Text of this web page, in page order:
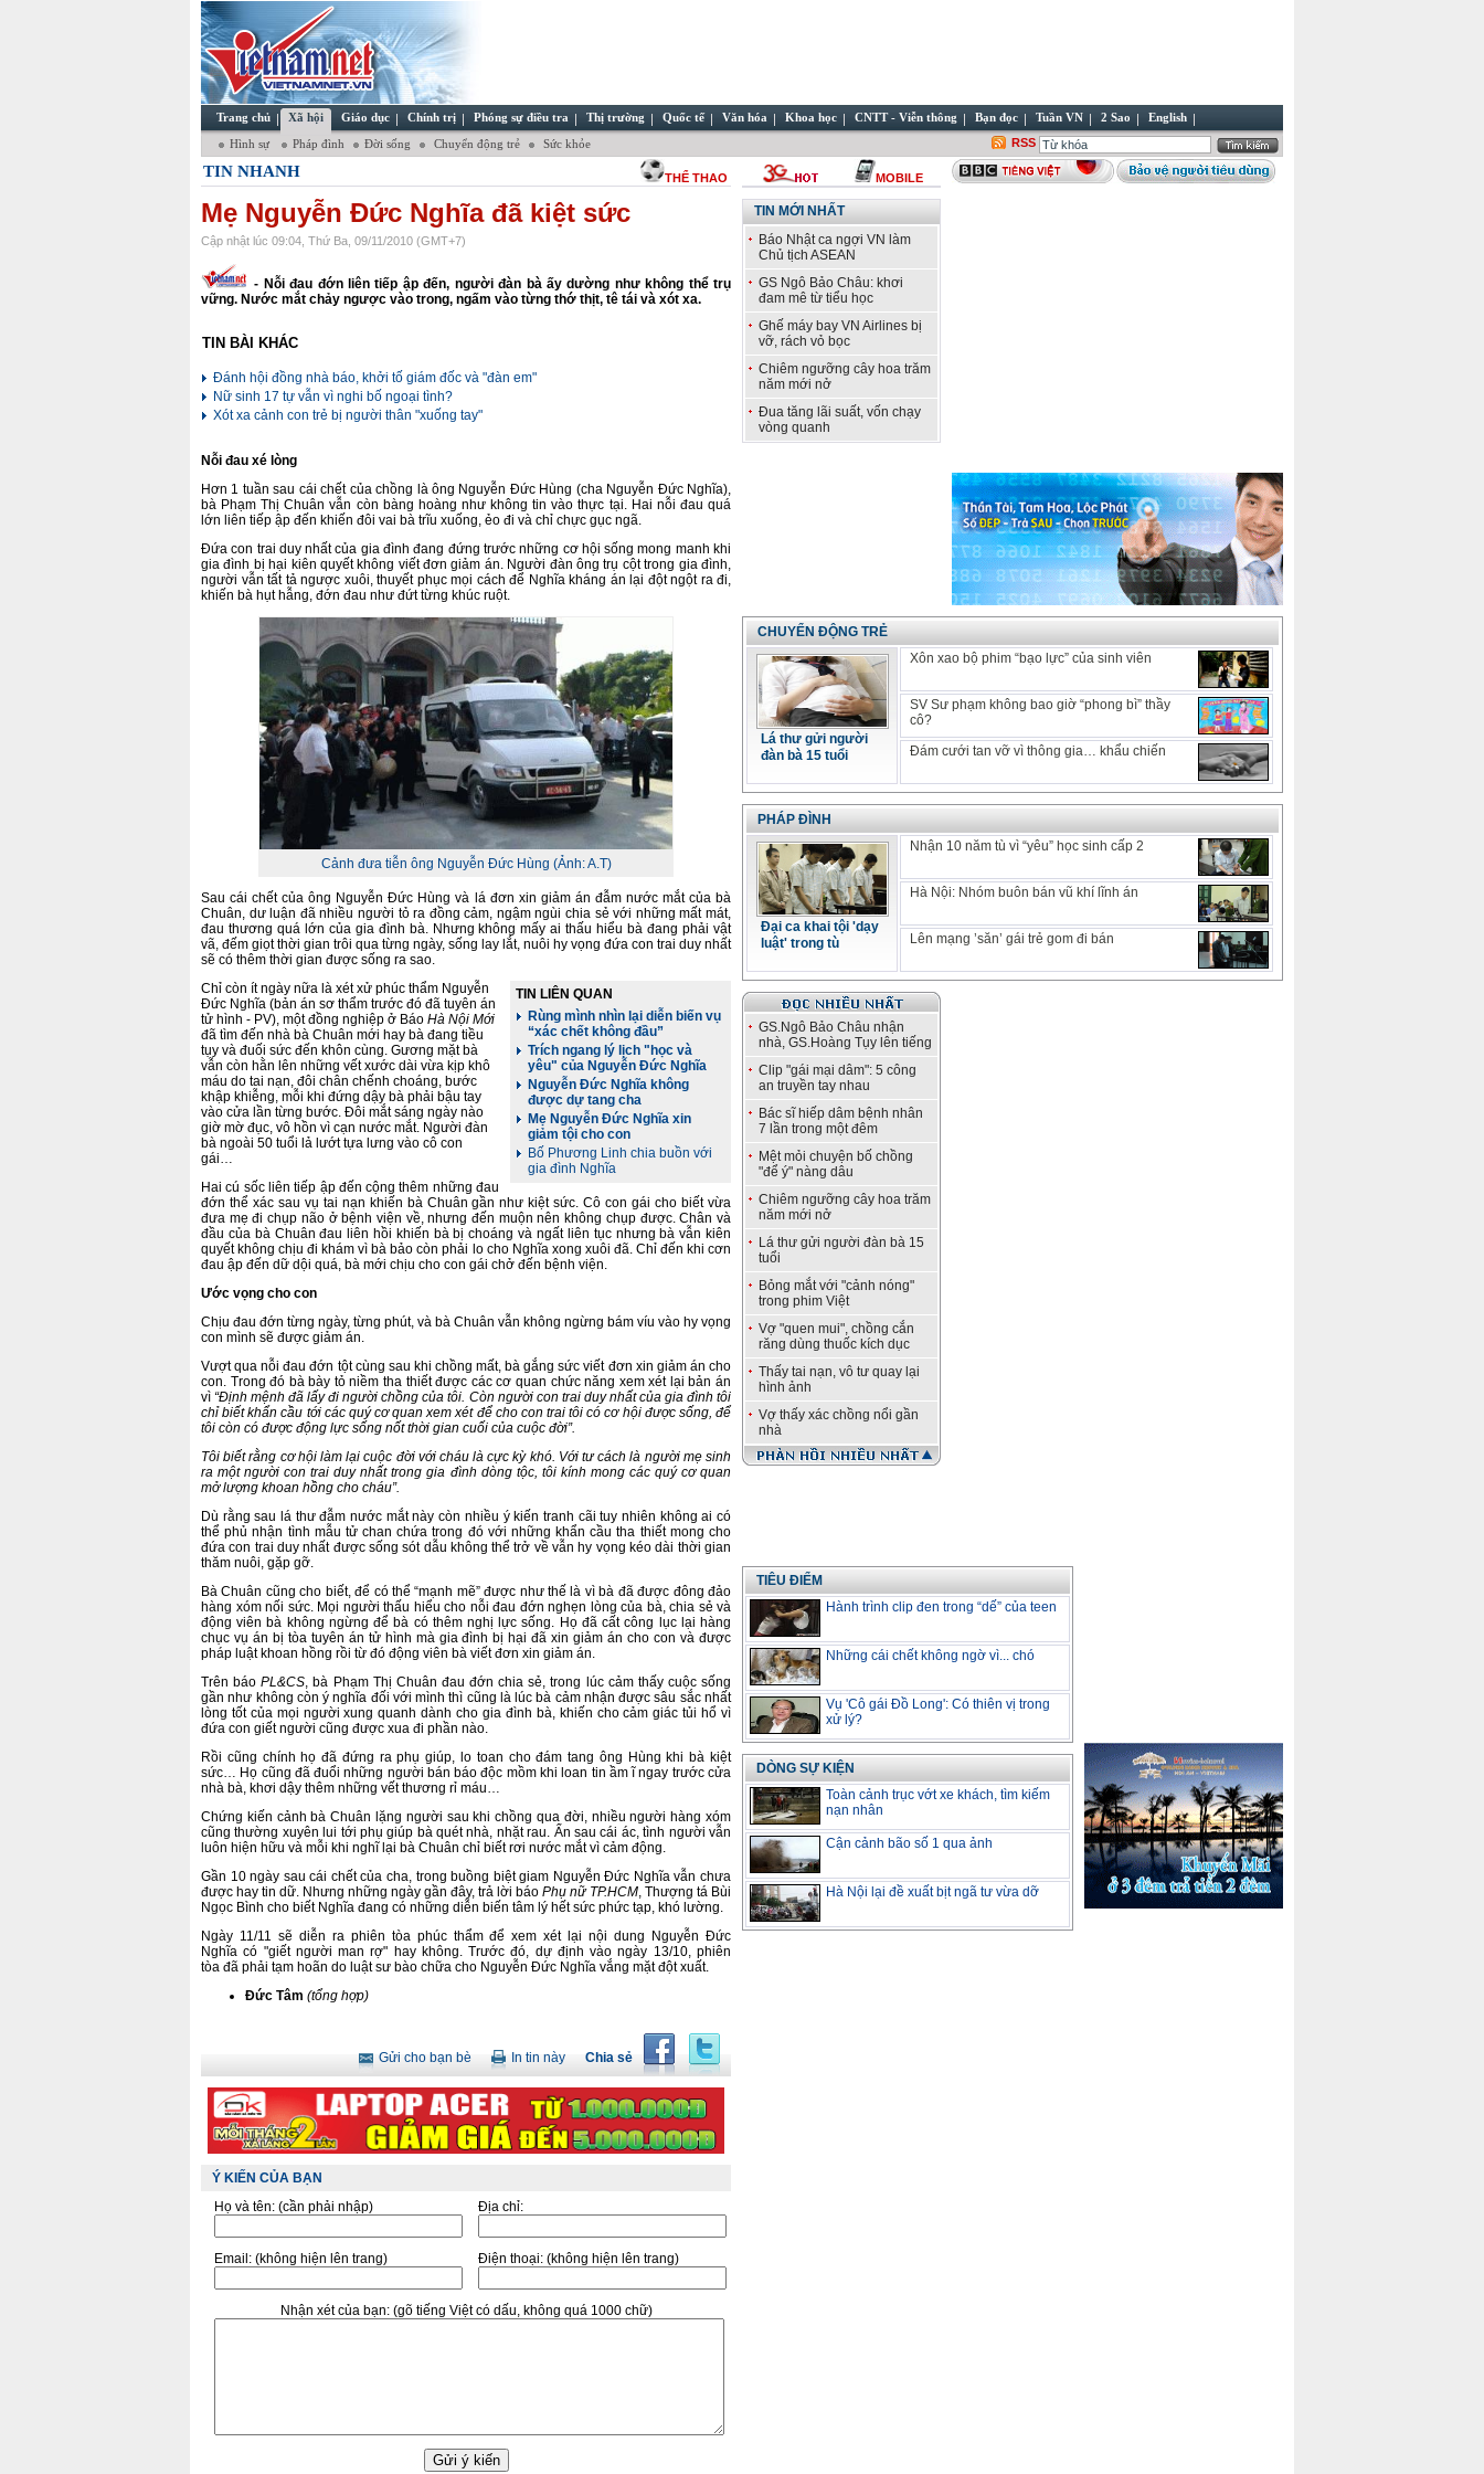
Trang chủ Xã hội Giáo dục Chính trị Phóng sự điều tra Thị trường Quốc tế Văn hóa Khoa học CNTT - Viễn thông Bạn đọc Tuần VN 2 Sao English
Hình sự Pháp đình Đời sống Chuyển động trẻ Sức khỏe RSS
TIN NHANH THỂ THAO MOBILE
Mẹ Nguyễn Đức Nghĩa đã kiệt sức
Cập nhật lúc 09:04, Thứ Ba, 09/11/2010 (GMT+7)
- Nỗi đau đớn liên tiếp ập đến, người đàn bà ấy dường như không thể trụ
vững. Nước mắt chảy ngược vào trong, ngấm vào từng thớ thịt, tê tái và xót xa.
TIN BÀI KHÁC
Đánh hội đồng nhà báo, khởi tố giám đốc và "đàn em"
Nữ sinh 17 tự vẫn vì nghi bố ngoại tình?
Xót xa cảnh con trẻ bị người thân "xuống tay"
Nỗi đau xé lòng
Hơn 1 tuần sau cái chết của chồng là ông Nguyễn Đức Hùng (cha Nguyễn Đức Nghĩa),
bà Phạm Thị Chuân vẫn còn bàng hoàng như không tin vào thực tại. Hai nỗi đau quá
lớn liên tiếp ập đến khiến đôi vai bà trĩu xuống, ẻo đi và chỉ chực gục ngã.
Đứa con trai duy nhất của gia đình đang đứng trước những cơ hội sống mong manh khi
gia đình bị hại kiên quyết không viết đơn giảm án. Người đàn ông trụ cột trong gia đình,
người vẫn tất tả ngược xuôi, thuyết phục mọi cách để Nghĩa kháng án lại đột ngột ra đi,
khiến bà hụt hẫng, đớn đau như đứt từng khúc ruột.
Cảnh đưa tiễn ông Nguyễn Đức Hùng (Ảnh: A.T)
Sau cái chết của ông Nguyễn Đức Hùng và lá đơn xin giảm án đẫm nước mắt của bà
Chuân, dư luận đã nhiều người tỏ ra đồng cảm, ngậm ngùi chia sẻ với những mất mát,
đau thương quá lớn của gia đình bà. Nhưng không mấy ai thấu hiểu bà đang phải vật
vã, đếm giọt thời gian trôi qua từng ngày, sống lay lắt, nuôi hy vọng đứa con trai duy nhất
sẽ có thêm thời gian được sống ra sao.
TIN LIÊN QUAN
Rùng mình nhìn lại diễn biến vụ
“xác chết không đầu”
Trích ngang lý lịch "học và
yêu" của Nguyễn Đức Nghĩa
Nguyễn Đức Nghĩa không
được dự tang cha
Mẹ Nguyễn Đức Nghĩa xin
giảm tội cho con
Bố Phương Linh chia buồn với
gia đình Nghĩa
Chỉ còn ít ngày nữa là xét xử phúc thẩm Nguyễn
Đức Nghĩa (bản án sơ thẩm trước đó đã tuyên án
tử hình - PV), một đồng nghiệp ở Báo Hà Nội Mới
đã tìm đến nhà bà Chuân mới hay bà đang tiều
tụy và đuối sức đến khôn cùng. Gương mặt bà
vẫn còn hằn lên những vết xước dài vừa kịp khô
máu do tai nạn, đôi chân chếnh choáng, bước
khập khiễng, mỗi khi đứng dậy bà phải bậu tay
vào cửa lần từng bước. Đôi mắt sáng ngày nào
giờ mờ đục, vô hồn vì cạn nước mắt. Người đàn
bà ngoài 50 tuổi lả lướt tựa lưng vào cô con
gái…
Hai cú sốc liên tiếp ập đến cộng thêm những đau
đớn thể xác sau vụ tai nạn khiến bà Chuân gần như kiệt sức. Cô con gái cho biết vừa
đưa mẹ đi chụp não ở bệnh viện về, nhưng đến muộn nên không chụp được. Chân và
đầu của bà Chuân đau liên hồi khiến bà bị choáng và ngất liên tục nhưng bà vẫn kiên
quyết không chịu đi khám vì bà bảo còn phải lo cho Nghĩa xong xuôi đã. Chỉ đến khi cơn
đau ập đến dữ dội quá, bà mới chịu cho con gái chở đến bệnh viện.
Ước vọng cho con
Chịu đau đớn từng ngày, từng phút, và bà Chuân vẫn không ngừng bám víu vào hy vọng
con mình sẽ được giảm án.
Vượt qua nỗi đau đớn tột cùng sau khi chồng mất, bà gắng sức viết đơn xin giảm án cho
con. Trong đó bà bày tỏ niềm tha thiết được các cơ quan chức năng xem xét lại bản án
vì “Định mệnh đã lấy đi người chồng của tôi. Còn người con trai duy nhất của gia đình tôi
chỉ biết khẩn cầu tới các quý cơ quan xem xét để cho con trai tôi có cơ hội được sống, để
tôi còn có được động lực sống nốt thời gian cuối của cuộc đời”.
Tôi biết rằng cơ hội làm lại cuộc đời với cháu là cực kỳ khó. Với tư cách là người mẹ sinh
ra một người con trai duy nhất trong gia đình dòng tộc, tôi kính mong các quý cơ quan
mở lượng khoan hồng cho cháu”.
Dù rằng sau lá thư đẫm nước mắt này còn nhiều ý kiến tranh cãi tuy nhiên không ai có
thể phủ nhận tình mẫu tử chan chứa trong đó với những khẩn cầu tha thiết mong cho
đứa con trai duy nhất được sống sót dẫu không thể trở về vẫn hy vọng kéo dài thời gian
thăm nuôi, gặp gỡ.
Bà Chuân cũng cho biết, để có thể “mạnh mẽ” được như thế là vì bà đã được đông đảo
hàng xóm nối sức. Mọi người thấu hiểu cho nỗi đau đớn nghẹn lòng của bà, chia sẻ và
động viên bà không ngừng để bà có thêm nghị lực sống. Họ đã cất công lục lại hàng
chục vụ án bị tòa tuyên án tử hình mà gia đình bị hại đã xin giảm án cho con và được
pháp luật khoan hồng rồi từ đó động viên bà viết đơn xin giảm án.
Trên báoPL&CS, bà Phạm Thị Chuân đau đớn chia sẻ, trong lúc cảm thấy cuộc sống
gần như không còn ý nghĩa đối với mình thì cũng là lúc bà cảm nhận được sâu sắc nhất
lòng tốt của mọi người xung quanh dành cho gia đình bà, khiến cho cảm giác tủi hổ vì
đứa con giết người cũng được xua đi phần nào.
Rồi cũng chính họ đã đứng ra phụ giúp, lo toan cho đám tang ông Hùng khi bà kiệt
sức… Họ cũng đã đuổi những người bán báo độc mồm khi loan tin ầm ĩ ngay trước cửa
nhà bà, khơi dậy thêm những vết thương rỉ máu…
Chứng kiến cảnh bà Chuân lặng người sau khi chồng qua đời, nhiều người hàng xóm
cũng thường xuyên lui tới phụ giúp bà quét nhà, nhặt rau. Ẩn sau cái ác, tình người vẫn
luôn hiện hữu và mỗi khi nghĩ lại bà Chuân chỉ biết rơi nước mắt vì cảm động.
Gần 10 ngày sau cái chết của cha, trong buồng biệt giam Nguyễn Đức Nghĩa vẫn chưa
được hay tin dữ. Nhưng những ngày gần đây, trả lời báo Phụ nữ TP.HCM, Thượng tá Bùi
Ngọc Bình cho biết Nghĩa đang có những diễn biến tâm lý hết sức phức tạp, khó lường.
Ngày 11/11 sẽ diễn ra phiên tòa phúc thẩm để xem xét lại nội dung Nguyễn Đức
Nghĩa có "giết người man rợ" hay không. Trước đó, dự định vào ngày 13/10, phiên
tòa đã phải tạm hoãn do luật sư bào chữa cho Nguyễn Đức Nghĩa vắng mặt đột xuất.
Đức Tâm (tổng hợp)
Chia sẻ
In tin này
Gửi cho bạn bè
Ý KIẾN CỦA BẠN
Họ và tên: (cần phải nhập) Địa chỉ:
Email: (không hiện lên trang) Điện thoại: (không hiện lên trang)
Nhận xét của bạn: (gõ tiếng Việt có dấu, không quá 1000 chữ)
TIN MỚI NHẤT
Báo Nhật ca ngợi VN làm
Chủ tịch ASEAN
GS Ngô Bảo Châu: khơi
đam mê từ tiểu học
Ghế máy bay VN Airlines bị
vỡ, rách vỏ bọc
Chiêm ngưỡng cây hoa trăm
năm mới nở
Đua tăng lãi suất, vốn chạy
vòng quanh
CHUYỂN ĐỘNG TRẺ
Lá thư gửi người
đàn bà 15 tuổi
Xôn xao bộ phim “bạo lực” của sinh viên
SV Sư phạm không bao giờ “phong bì” thầy
cô?
Đám cưới tan vỡ vì thông gia… khẩu chiến
PHÁP ĐÌNH
Đại ca khai tội 'dạy
luật' trong tù
Nhận 10 năm tù vì “yêu” học sinh cấp 2
Hà Nội: Nhóm buôn bán vũ khí lĩnh án
Lên mạng ’săn’ gái trẻ gom đi bán
GS.Ngô Bảo Châu nhận
nhà, GS.Hoàng Tụy lên tiếng
Clip "gái mại dâm": 5 công
an truyền tay nhau
Bác sĩ hiếp dâm bệnh nhân
7 lần trong một đêm
Mệt mỏi chuyện bố chồng
"để ý" nàng dâu
Chiêm ngưỡng cây hoa trăm
năm mới nở
Lá thư gửi người đàn bà 15
tuổi
Bỏng mắt với "cảnh nóng"
trong phim Việt
Vợ "quen mui", chồng cắn
răng dùng thuốc kích dục
Thấy tai nạn, vô tư quay lại
hình ảnh
Vợ thấy xác chồng nổi gần
nhà
TIÊU ĐIỂM
Hành trình clip đen trong “dế” của teen
Những cái chết không ngờ vì... chó
Vụ 'Cô gái Đồ Long': Có thiên vị trong
xử lý?
DÒNG SỰ KIỆN
Toàn cảnh trục vớt xe khách, tìm kiếm
nạn nhân
Cận cảnh bão số 1 qua ảnh
Hà Nội lại đề xuất bịt ngã tư vừa dỡ